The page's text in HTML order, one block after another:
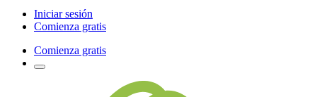
Iniciar sesión
Comienza gratis
Comienza gratis